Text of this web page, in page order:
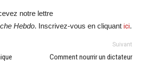
notre lettre
Hebdo. Inscrivez-vous en cliquant ici.
Suivant
Comment nourrir un dictateur